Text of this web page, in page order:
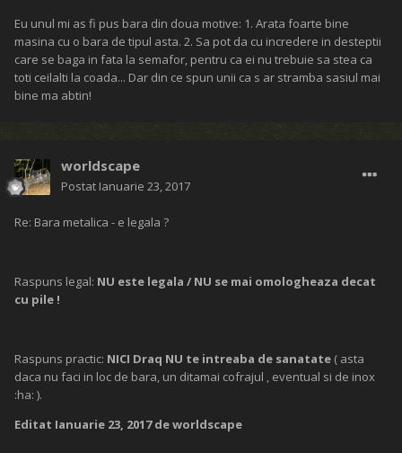
Eu unul mi as fi pus bara din doua motive: 1. Arata foarte bine
masina cu o bara de tipul asta. 2. Sa pot da cu incredere in desteptii
care se baga in fata la semafor, pentru ca ei nu trebuie sa stea ca
toti ceilalti la coada... Dar din ce spun unii ca s ar stramba sasiul mai
bine ma abtin!
worldscape
Postat Ianuarie 23, 2017
Re: Bara metalica - e legala ?
Raspuns legal: NU este legala / NU se mai omologheaza decat
cu pile !
Raspuns practic: NICI Draq NU te intreaba de sanatate ( asta
daca nu faci in loc de bara, un ditamai cofrajul , eventual si de inox
:ha: ).
Editat Ianuarie 23, 2017de worldscape